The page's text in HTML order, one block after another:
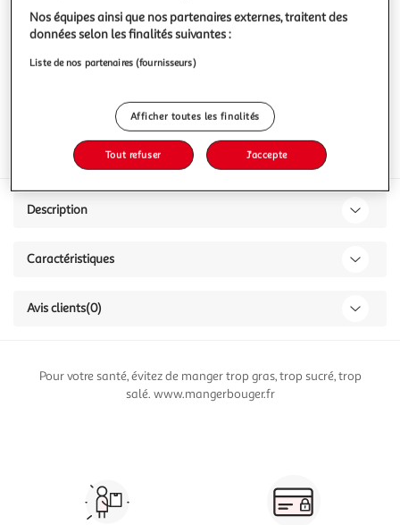
Vous voulez connaître le prix de ce produit ?
Format Sans gluten
Description
Caractéristiques
Avis clients(0)
Pour votre santé, évitez de manger trop gras, trop sucré, trop
salé. www.mangerbouger.fr
Nos équipes ainsi que nos partenaires externes, traitent des
données selon les finalités suivantes :
Liste de nos partenaires (fournisseurs)
Afficher toutes les finalités
Tout refuser J'accepte